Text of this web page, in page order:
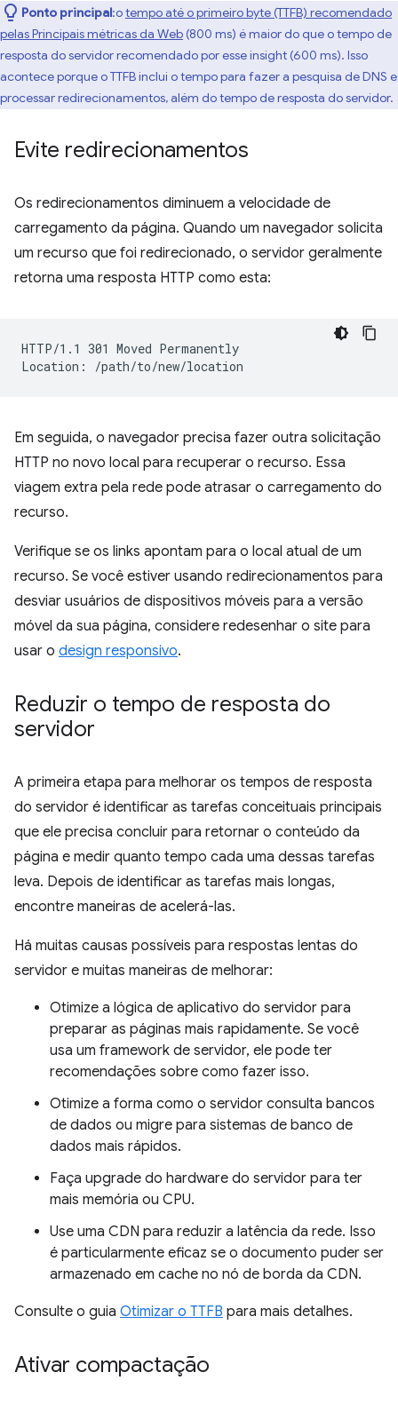
Ponto principal:otempo até o primeiro byte (TTFB) recomendado
pelas Principais métricas da Web(800 ms) é maior do que o tempo de
resposta do servidor recomendado por esse insight (600 ms). Isso
acontece porque o TTFB inclui o tempo para fazer a pesquisa de DNS e
processar redirecionamentos, além do tempo de resposta do servidor.
Evite redirecionamentos
Os redirecionamentos diminuem a velocidade de
carregamento da página. Quando um navegador solicita
um recurso que foi redirecionado, o servidor geralmente
retorna uma resposta HTTP como esta:
HTTP/1.1 301 Moved Permanently
Em seguida, o navegador precisa fazer outra solicitação
HTTP no novo local para recuperar o recurso. Essa
viagem extra pela rede pode atrasar o carregamento do
recurso.
Verifique se os links apontam para o local atual de um
recurso. Se você estiver usando redirecionamentos para
desviar usuários de dispositivos móveis para a versão
móvel da sua página, considere redesenhar o site para
usar o design responsivo.
Reduzir o tempo de resposta do
servidor
A primeira etapa para melhorar os tempos de resposta
do servidor é identificar as tarefas conceituais principais
que ele precisa concluir para retornar o conteúdo da
página e medir quanto tempo cada uma dessas tarefas
leva. Depois de identificar as tarefas mais longas,
encontre maneiras de acelerá-las.
Há muitas causas possíveis para respostas lentas do
servidor e muitas maneiras de melhorar:
Otimize a lógica de aplicativo do servidor para
preparar as páginas mais rapidamente. Se você
usa um framework de servidor, ele pode ter
recomendações sobre como fazer isso.
Otimize a forma como o servidor consulta bancos
de dados ou migre para sistemas de banco de
dados mais rápidos.
Faça upgrade do hardware do servidor para ter
mais memória ou CPU.
Use uma CDN para reduzir a latência da rede. Isso
é particularmente eficaz se o documento puder ser
armazenado em cache no nó de borda da CDN.
Consulte o guia Otimizar o TTFB para mais detalhes.
Ativar compactação